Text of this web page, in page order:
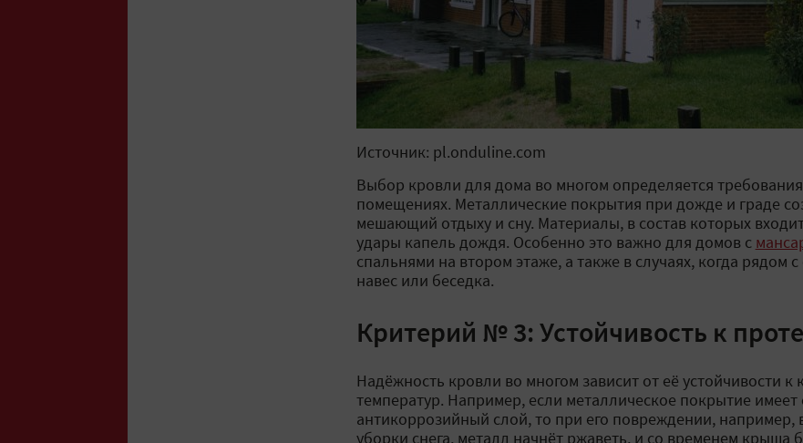
Источник: pl.onduline.com
Выбор кровли для дома во многом определяется
помещениях. Металлические покрытия при дожде и граде
мешающий отдыху и сну. Материалы, в состав которых
удары капель дождя. Особенно это важно для домов с
спальнями на втором этаже, а также в случаях, когда рядом
навес или беседка.
Критерий № 3: Устойчивость к
Надёжность кровли во многом зависит от её устойчивости
температур. Например, если металлическое покрытие
антикоррозийный слой, то при его повреждении, например,